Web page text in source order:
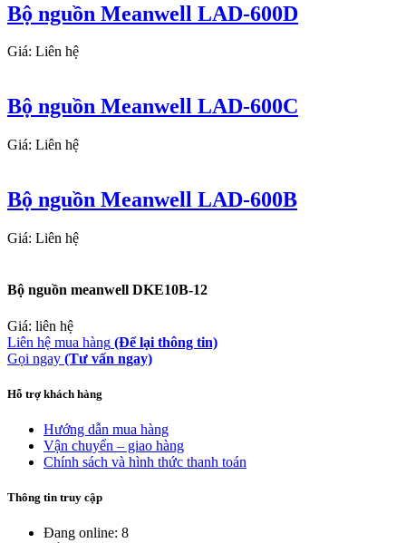
Bộ nguồn Meanwell LAD-600D
Giá: Liên hệ
Bộ nguồn Meanwell LAD-600C
Giá: Liên hệ
Bộ nguồn Meanwell LAD-600B
Giá: Liên hệ
Bộ nguồn meanwell DKE10B-12
Giá: liên hệ
Liên hệ mua hàng (Để lại thông tin)
Gọi ngay (Tư vấn ngay)
Hỗ trợ khách hàng
Hướng dẫn mua hàng
Vận chuyển – giao hàng
Chính sách và hình thức thanh toán
Thông tin truy cập
Đang online: 8